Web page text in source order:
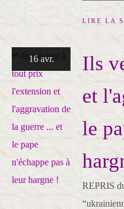
LIRE LA
16 avr.
Ils
et
le
REPRIS